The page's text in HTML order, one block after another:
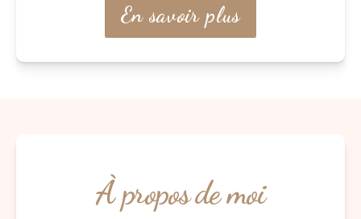
En savoir plus
À propos de moi